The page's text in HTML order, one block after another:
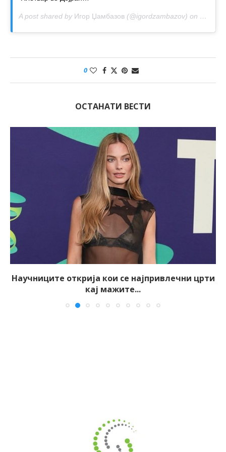
A post shared by Игор Џамбазов (@igordzambazov) on Jan 9,
0
ОСТАНАТИ ВЕСТИ
Научниците открија кои се најпривлечни црти
кај мажите...